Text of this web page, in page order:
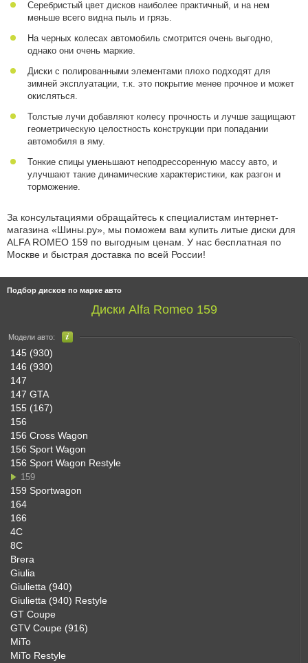
Подбор дисков по марке авто
Диски Alfa Romeo 159
Модели авто:
145 (930)
146 (930)
147
147 GTA
155 (167)
156
156 Cross Wagon
156 Sport Wagon
156 Sport Wagon Restyle
159
159 Sportwagon
164
166
4C
8C
Brera
Giulia
Giulietta (940)
Giulietta (940) Restyle
GT Coupe
GTV Coupe (916)
MiTo
MiTo Restyle
Серебристый цвет дисков наиболее практичный, и на нем
меньше всего видна пыль и грязь.
На черных колесах автомобиль смотрится очень выгодно,
однако они очень маркие.
Диски с полированными элементами плохо подходят для
зимней эксплуатации, т.к. это покрытие менее прочное и может
окисляться.
Толстые лучи добавляют колесу прочность и лучше защищают
геометрическую целостность конструкции при попадании
автомобиля в яму.
Тонкие спицы уменьшают неподрессоренную массу авто, и
улучшают такие динамические характеристики, как разгон и
торможение.
За консультациями обращайтесь к специалистам интернет-
магазина «Шины.ру», мы поможем вам купить литые диски для
ALFA ROMEO 159 по выгодным ценам. У нас бесплатная по
Москве и быстрая доставка по всей России!